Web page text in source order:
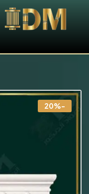
الرئيسية
-20%